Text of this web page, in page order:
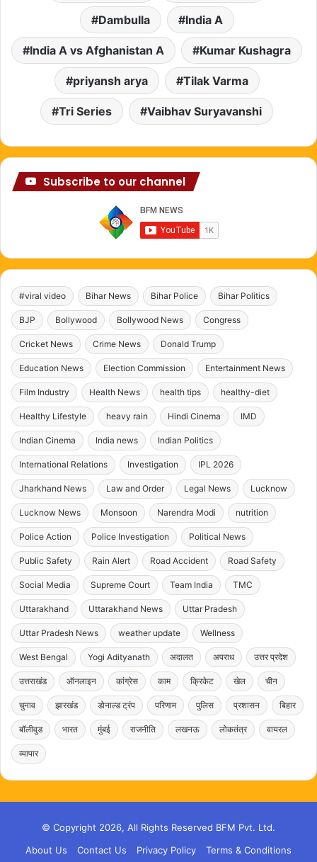
Dambulla India A
India A vs Afghanistan A Kumar Kushagra
priyansh arya Tilak Varma
Tri Series Vaibhav Suryavanshi
Subscribe to our channel
#viral video Bihar News Bihar Police Bihar Politics
BJP Bollywood Bollywood News Congress
Cricket News Crime News Donald Trump
Education News Election Commission Entertainment News
Film Industry Health News health tips healthy-diet
Healthy Lifestyle heavy rain Hindi Cinema IMD
Indian Cinema India news Indian Politics
International Relations Investigation IPL 2026
Jharkhand News Law and Order Legal News Lucknow
Lucknow News Monsoon Narendra Modi nutrition
Police Action Police Investigation Political News
Public Safety Rain Alert Road Accident Road Safety
Social Media Supreme Court Team India TMC
Uttarakhand Uttarakhand News Uttar Pradesh
Uttar Pradesh News weather update Wellness
West Bengal Yogi Adityanath अदालत अपराध उत्तर प्रदेश
उत्तराखंड ऑनलाइन कांग्रेस काम क्रिकेट खेल चीन
चुनाव झारखंड डोनाल्ड ट्रंप परिणाम पुलिस प्रशासन बिहार
बॉलीवुड भारत मुंबई राजनीति लखनऊ लोकतंत्र वायरल
व्यापार
© Copyright 2026, All Rights Reserved BFM Pvt. Ltd.
About Us
Contact Us Privacy Policy Terms & Conditions